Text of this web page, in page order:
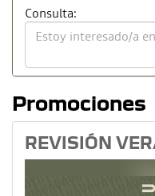
Consulta:
Promociones
REVISIÓN